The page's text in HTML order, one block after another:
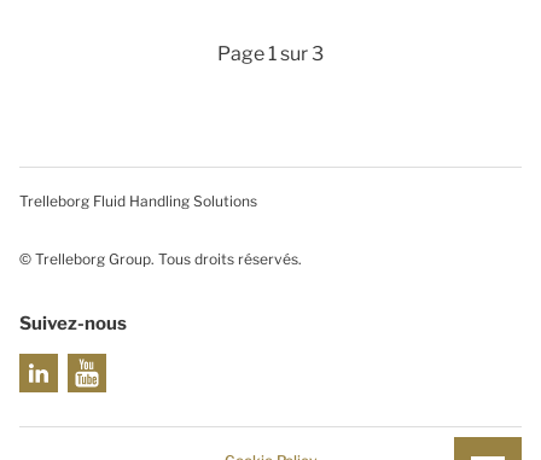
Page 1 sur 3
Trelleborg Fluid Handling Solutions
© Trelleborg Group. Tous droits réservés.
Suivez-nous